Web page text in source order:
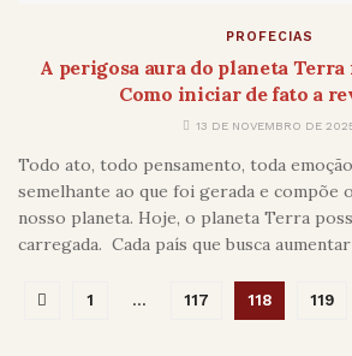
PROFECIAS
A perigosa aura do planeta Terra
Como iniciar de fato a
13 DE NOVEMBRO DE
Todo ato, todo pensamento, toda
semelhante ao que foi gerada e compõe
nosso planeta. Hoje, o planeta Terra
carregada. Cada país que busca
1 … 117 118 119